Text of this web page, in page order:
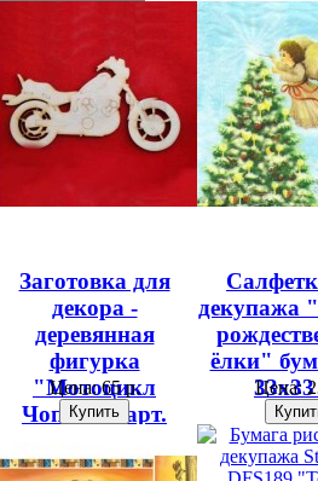
Заготовка для
декора -
деревянная
фигурка
"Мотоцикл
Чоппер", арт.
Цена:65 р.
декупажа
ёлки"
Цена: